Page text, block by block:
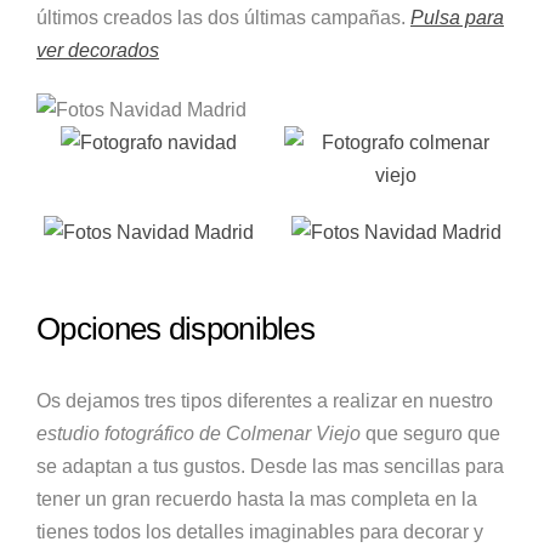
últimos creados las dos últimas campañas. Pulsa para
ver decorados
Opciones disponibles
Os dejamos tres tipos diferentes a realizar en nuestro
estudio fotográfico de Colmenar Viejo que seguro que
se adaptan a tus gustos. Desde las mas sencillas para
tener un gran recuerdo hasta la mas completa en la
tienes todos los detalles imaginables para decorar y